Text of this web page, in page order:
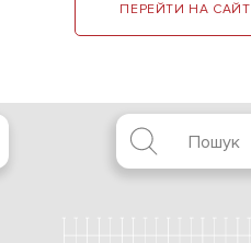
ПЕРЕЙТИ НА САЙТ